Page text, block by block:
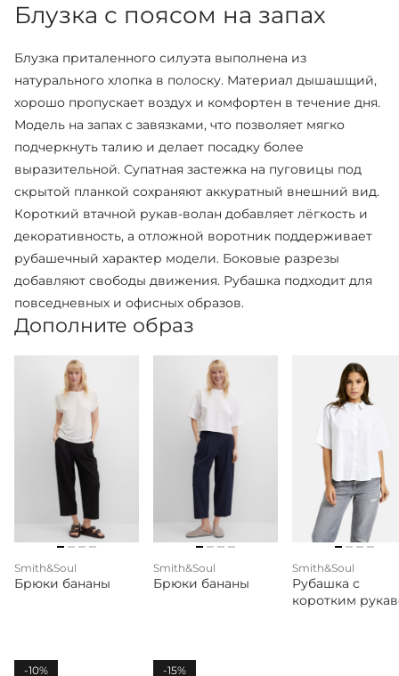
Блузка с поясом на запах
Блузка приталенного силуэта выполнена из
натурального хлопка в полоску. Материал дышашщий,
хорошо пропускает воздух и комфортен в течение дня.
Модель на запах с завязками, что позволяет мягко
подчеркнуть талию и делает посадку более
выразительной. Супатная застежка на пуговицы под
скрытой планкой сохраняют аккуратный внешний вид.
Короткий втачной рукав-волан добавляет лёгкость и
декоративность, а отложной воротник поддерживает
рубашечный характер модели. Боковые разрезы
добавляют свободы движения. Рубашка подходит для
повседневных и офисных образов.
Дополните образ
Smith&Soul
Брюки бананы
-10%
Smith&Soul
Брюки бананы
-15%
Smith&Soul
Рубашка с
коротким